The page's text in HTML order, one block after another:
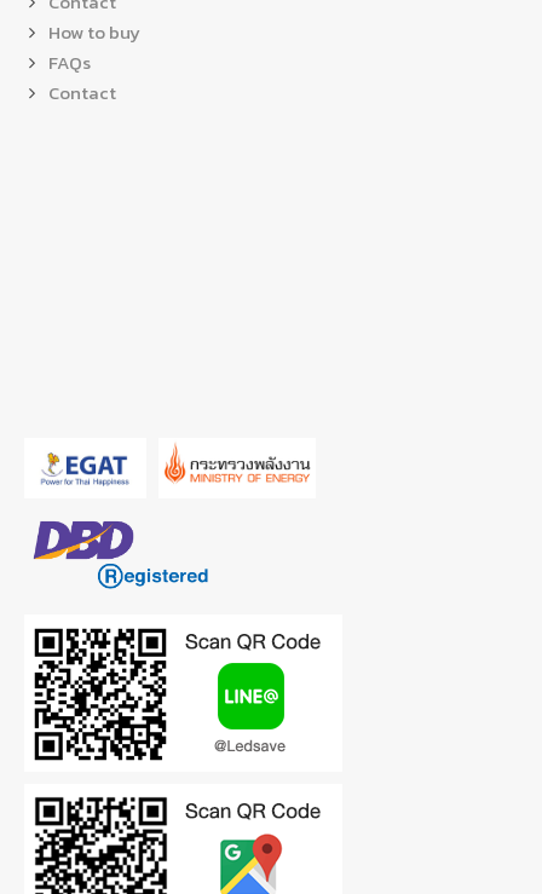
How to buy
FAQs
Contact